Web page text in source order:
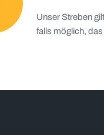
Unser Streben
falls möglich,